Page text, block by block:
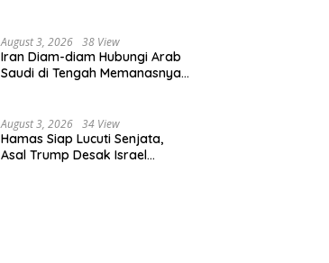
August 3, 2026 38 View
Iran Diam-diam Hubungi Arab
Saudi di Tengah Memanasnya
August 3, 2026 34 View
Hamas Siap Lucuti Senjata,
Asal Trump Desak Israel